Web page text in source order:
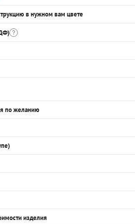
в нужном вам цвете
по желанию
изделия